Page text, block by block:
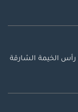
رأس الخيمة الشارقة